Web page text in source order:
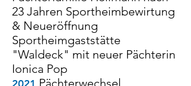
23 Jahren Sportheimbewirtung
& Neueröffnung
Sportheimgaststätte
"Waldeck" mit neuer Pächterin
Ionica Pop